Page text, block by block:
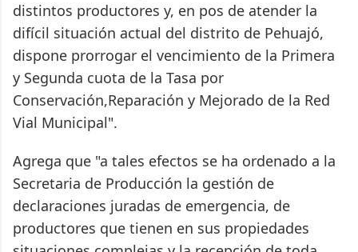
distintos productores y, en pos de atender la
difícil situación actual del distrito de Pehuajó,
dispone prorrogar el vencimiento de la Primera
y Segunda cuota de la Tasa por
Conservación,Reparación y Mejorado de la Red
Vial Municipal".
Agrega que "a tales efectos se ha ordenado a la
Secretaria de Producción la gestión de
declaraciones juradas de emergencia, de
productores que tienen en sus propiedades